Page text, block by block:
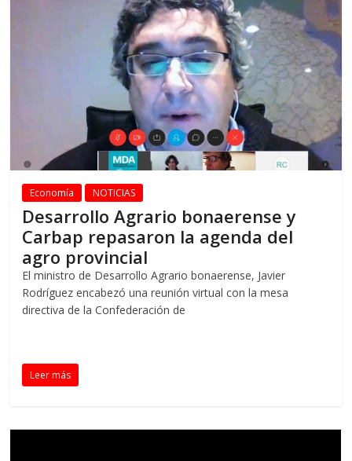
Economía NOTICIAS
Desarrollo Agrario bonaerense y
Carbap repasaron la agenda del
agro provincial
El ministro de Desarrollo Agrario bonaerense, Javier
Rodríguez encabezó una reunión virtual con la mesa
directiva de la Confederación de
Leer más